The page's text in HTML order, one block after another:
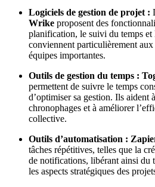
Logiciels de gestion de projet :
Wrike proposent des
planification, le suivi du temps et
conviennent particulièrement
équipes importantes.
Outils de gestion du temps :
permettent de suivre le temps
d’optimiser sa gestion. Ils aident
chronophages et à améliorer
collective.
Outils d’automatisation :
tâches répétitives, telles que la
de notifications, libérant ainsi du
les aspects stratégiques des